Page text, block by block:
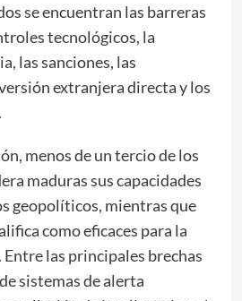
se encuentran las barreras
tecnológicos, la
las sanciones, las
extranjera directa y los
menos de un tercio de los
maduras sus capacidades
geopolíticos, mientras que
como eficaces para la
las principales brechas
sistemas de alerta